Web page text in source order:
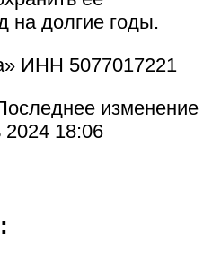
на долгие годы.
ИНН 5077017221
изменение
18:06